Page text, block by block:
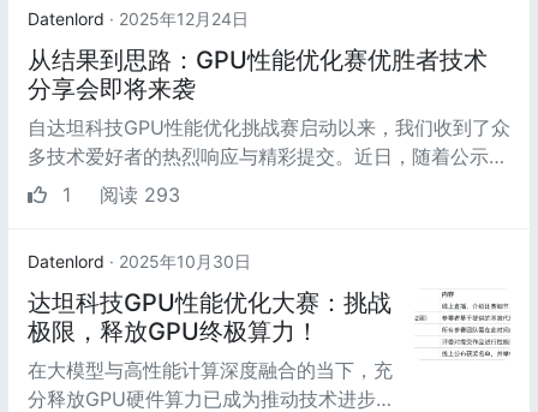
Datenlord · 2025年12月24日
从结果到思路：GPU性能优化赛优胜者技术
分享会即将来袭
自达坦科技GPU性能优化挑战赛启动以来，我们收到了众
多技术爱好者的热烈响应与精彩提交。近日，随着公示期
的圆满结束，我们正式公布本次...
1 阅读 293
Datenlord · 2025年10月30日
达坦科技GPU性能优化大赛：挑战
极限，释放GPU终极算力！
在大模型与高性能计算深度融合的当下，充
分释放GPU硬件算力已成为推动技术进步的